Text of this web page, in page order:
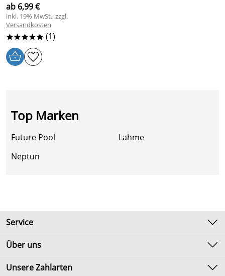
ab 6,99 €
inkl. 19% MwSt., zzgl.
Versandkosten
***** (1)
Top Marken
Future Pool
Lahme
Neptun
Service
Kontakt
Umtausch & Rückgabe
Über uns
Unsere Bestseller
Unsere Zahlarten